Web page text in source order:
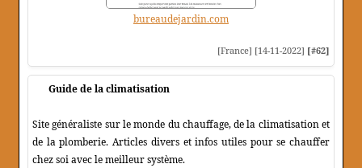
bureaudejardin.com
[France] [14-11-2022] [#62]
Guide de la climatisation
Site généraliste sur le monde du chauffage, de la climatisation et
de la plomberie. Articles divers et infos utiles pour se chauffer
chez soi avec le meilleur système.